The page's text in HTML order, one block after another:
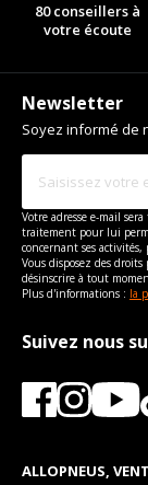
80 conseillers à
votre écoute
Newsletter
Soyez informé de
Votre adresse e-mail
traitement pour lui
concernant ses activités,
Vous disposez des
désinscrire à tout
Plus d'informations : la
Suivez nous
ALLOPNEUS,